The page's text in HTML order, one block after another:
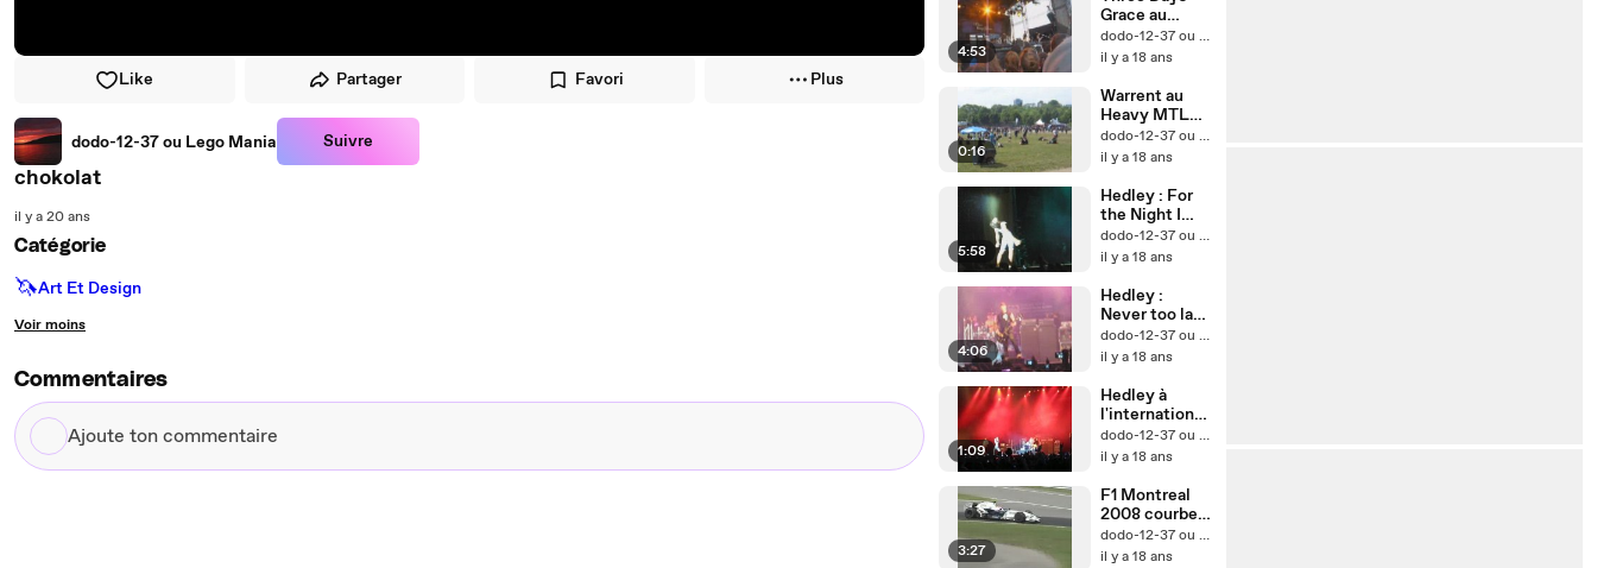
Like Partager Favori Plus
dodo-12-37 ou Lego Mania Suivre
chokolat
il y a 20 ans
Catégorie
🦄Art Et Design
Voir moins
Commentaires
Ajoute
ton
4:53
Grace au
Heavy MTL dodo-12-37 ou Lego Mania
il y a 18 ans
0:16
Warrent au
Heavy MTL
de Montréal dodo-12-37 ou Lego Mania
il y a 18 ans
5:58
Hedley : For
the Night I
Can't
Remember
dodo-12-37 ou Lego Mania
il y a 18 ans
4:06
Hedley :
Never too late
LIVE
dodo-12-37 ou Lego Mania
il y a 18 ans
1:09
Hedley à
l'international
des
mongolfière
dodo-12-37 ou Lego Mania
il y a 18 ans
3:27
F1 Montreal
2008 courbe
Senna partie 2
dodo-12-37 ou Lego Mania
il y a 18 ans